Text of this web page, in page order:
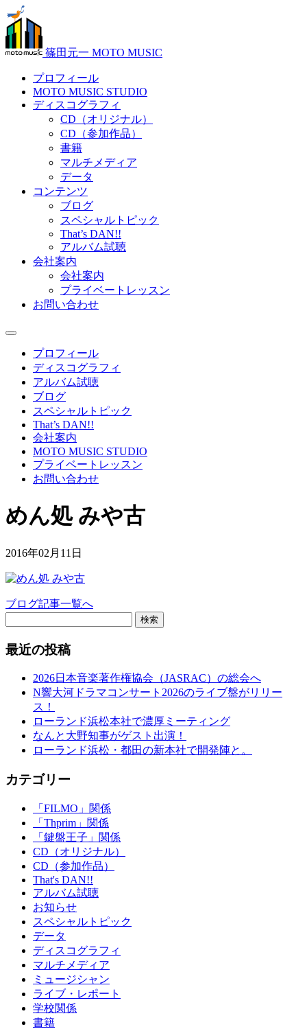
篠田元一 MOTO MUSIC
プロフィール
MOTO MUSIC STUDIO
ディスコグラフィ
CD（オリジナル）
CD（参加作品）
書籍
マルチメディア
データ
コンテンツ
ブログ
スペシャルトピック
That’s DAN!!
アルバム試聴
会社案内
会社案内
プライベートレッスン
お問い合わせ
プロフィール
ディスコグラフィ
アルバム試聴
ブログ
スペシャルトピック
That’s DAN!!
会社案内
MOTO MUSIC STUDIO
プライベートレッスン
お問い合わせ
めん処 みや古
2016年02月11日
ブログ記事一覧へ
検索
最近の投稿
2026日本音楽著作権協会（JASRAC）の総会へ
N響大河ドラマコンサート2026のライブ盤がリリー
ス！
ローランド浜松本社で濃厚ミーティング
なんと大野知事がゲスト出演！
ローランド浜松・都田の新本社で開発陣と。
カテゴリー
「FILMO」関係
「Thprim」関係
「鍵盤王子」関係
CD（オリジナル）
CD（参加作品）
That's DAN!!
アルバム試聴
お知らせ
スペシャルトピック
データ
ディスコグラフィ
マルチメディア
ミュージシャン
ライブ・レポート
学校関係
書籍